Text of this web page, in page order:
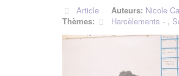
Article Auteurs: Nicole
Thèmes:
Harcèlements ,